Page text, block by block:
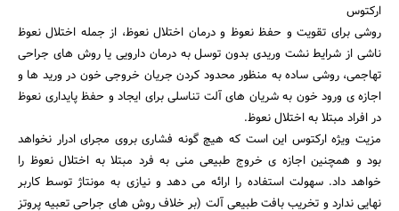
ارکتوس
روشی برای تقویت و حفظ نعوظ و درمان اختلال نعوظ، از جمله اختلال نعوظ
ناشی از شرایط نشت وریدی بدون توسل به درمان دارویی یا روش های جراحی
تهاجمی، روشی ساده به منظور محدود کردن جریان خروجی خون در ورید ها و
اجازه ی ورود خون به شریان های آلت تناسلی برای ایجاد و حفظ پایداری نعوظ
در افراد مبتلا به اختلال نعوظ.
مزیت ویژه ارکتوس این است که هیچ گونه فشاری بروی مجرای ادرار نخواهد
بود و همچنین اجازه ی خروج طبیعی منی به فرد مبتلا به اختلال نعوظ را
خواهد داد. سهولت استفاده را ارائه می دهد و نیازی به مونتاژ توسط کاربر
نهایی ندارد و تخریب بافت طبیعی آلت (بر خلاف روش های جراحی تعبیه پروتز